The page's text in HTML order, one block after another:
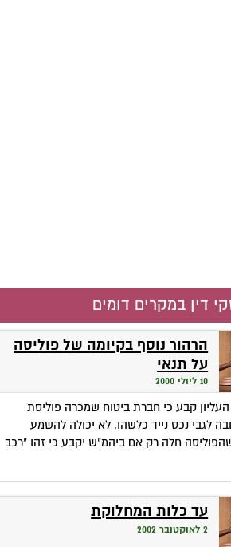
דין במקרים דומים
הרהור נוסף בקיומה של פוליסה
על תנאי
10 ליולי 2000
קבע כי חברת ביטוח שמכרה פוליסת
לגבי נכס נייד כלשהו, לא יכולה להשמע
חלה רק אם ביהמ"ש יקבע כי זהו "רכב
עד כלות המחלוקת
2 לאוקטובר 2002